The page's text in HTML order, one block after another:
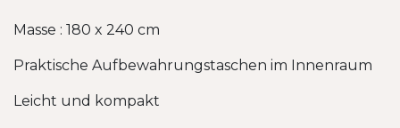
Masse : 180 x 240 cm
Praktische Aufbewahrungstaschen im Innenraum
Leicht und kompakt